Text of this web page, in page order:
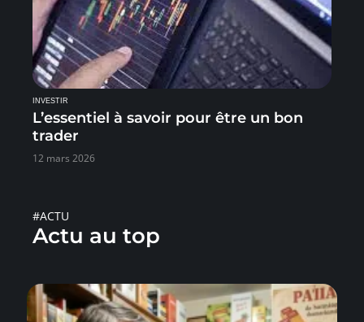
INVESTIR
L’essentiel à savoir pour être un bon
trader
12 mars 2026
#ACTU
Actu au top